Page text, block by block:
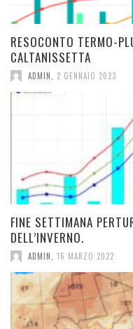
RESOCONTO TERMO-
CALTANISSETTA
ADMIN 2 GENNAIO 2023
FINE SETTIMANA
DELL’INVERNO.
ADMIN 16 MARZO 2022